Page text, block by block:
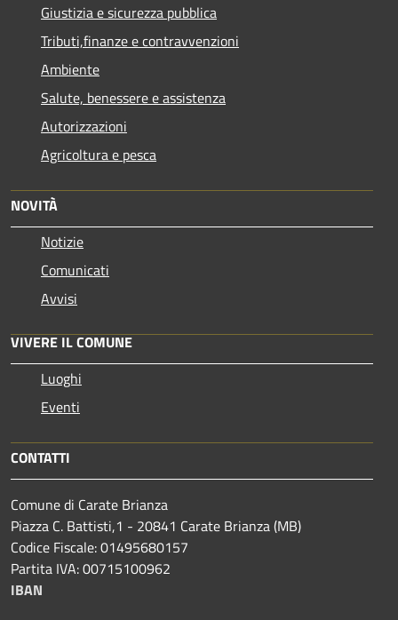
Giustizia e sicurezza pubblica
Tributi,finanze e contravvenzioni
Ambiente
Salute, benessere e assistenza
Autorizzazioni
Agricoltura e pesca
NOVITÀ
Notizie
Comunicati
Avvisi
VIVERE IL COMUNE
Luoghi
Eventi
CONTATTI
Comune di Carate Brianza
Piazza C. Battisti,1 - 20841 Carate Brianza (MB)
Codice Fiscale: 01495680157
Partita IVA: 00715100962
IBAN